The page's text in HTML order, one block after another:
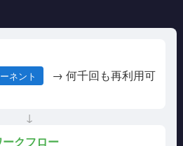
ネント
→ 何千回も再利用可
↓
クフロー